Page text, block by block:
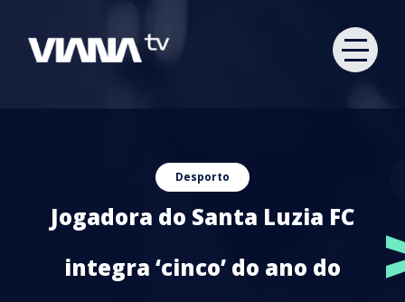
Desporto
Jogadora do Santa Luzia FC
integra ‘cinco’ do ano do